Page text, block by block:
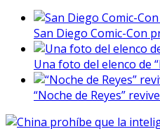
San Diego Comic-Con
Una foto del elenco de
“Noche de Reyes”